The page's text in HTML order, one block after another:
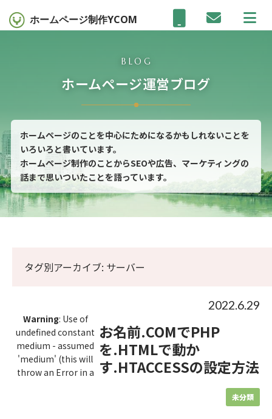
ホームページ制作YCOM
ホームページ運営ブログ
BLOG
ホームページのことを中心にためになるかもしれないことを
いろいろと書いています。
ホームページ制作のことからSEOや広告、マーケティングの
話まで思いついたことを語っています。
タグ別アーカイブ: サーバー
2022.6.29
お名前.COMでPHP
を.HTMLで動か
す.HTACCESSの設定方法
未分類
Warning: Use of
undefined constant
medium - assumed
'medium' (this will
throw an Error in a